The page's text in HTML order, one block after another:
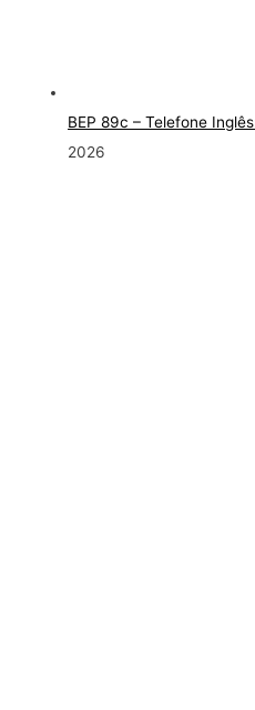
BEP 89c – Telefone
2026